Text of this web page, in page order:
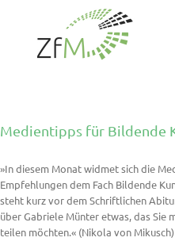
springen
Medientipps für Bildende
»In diesem Monat widmet sich die
Empfehlungen dem Fach Bildende
steht kurz vor dem Schriftlichen
über Gabriele Münter etwas, das Sie
teilen möchten.« (Nikola von Mikusch)